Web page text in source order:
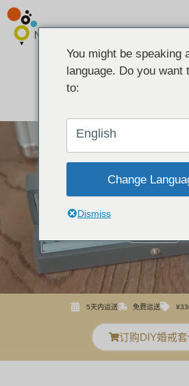
5天内运送 免费运送
订购DIY婚戒
You might be speaking
language. Do you want
to:
English
Change
Dismiss